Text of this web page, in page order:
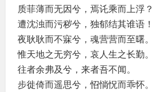
质菲薄而无因兮，焉讬乘而上浮？
遭沈浊而污秽兮，独郁结其谁语！
夜耿耿而不寐兮，魂营营而至曙。
惟天地之无穷兮，哀人生之长勤。
往者余弗及兮，来者吾不闻。
步徙倚而遥思兮，怊惝怳而乖怀。